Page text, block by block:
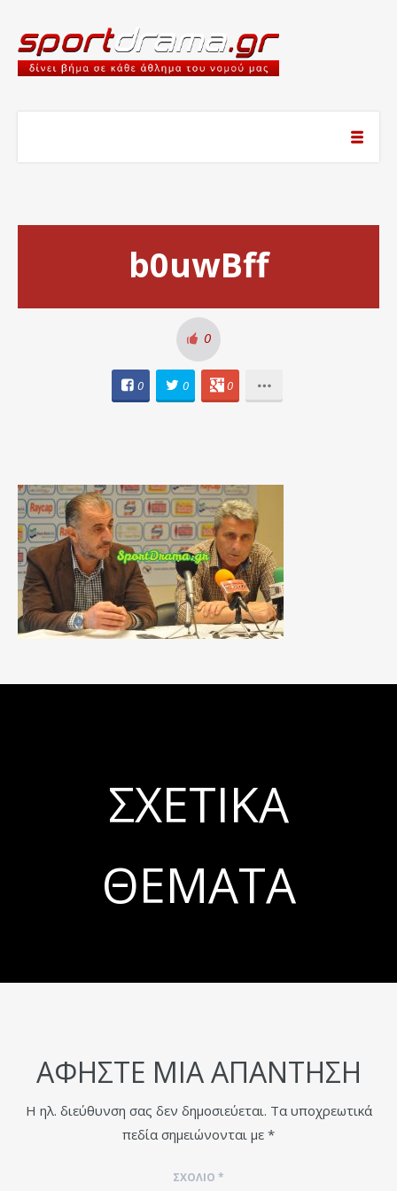
b0uwBff
0
0 0 0
ΣΧΕΤΙΚΆ
ΘΈΜΑΤΑ
ΑΦΉΣΤΕ ΜΙΑ ΑΠΆΝΤΗΣΗ
Η ηλ. διεύθυνση σας δεν δημοσιεύεται. Τα υποχρεωτικά
πεδία σημειώνονται με *
ΣΧΌΛΙΟ *